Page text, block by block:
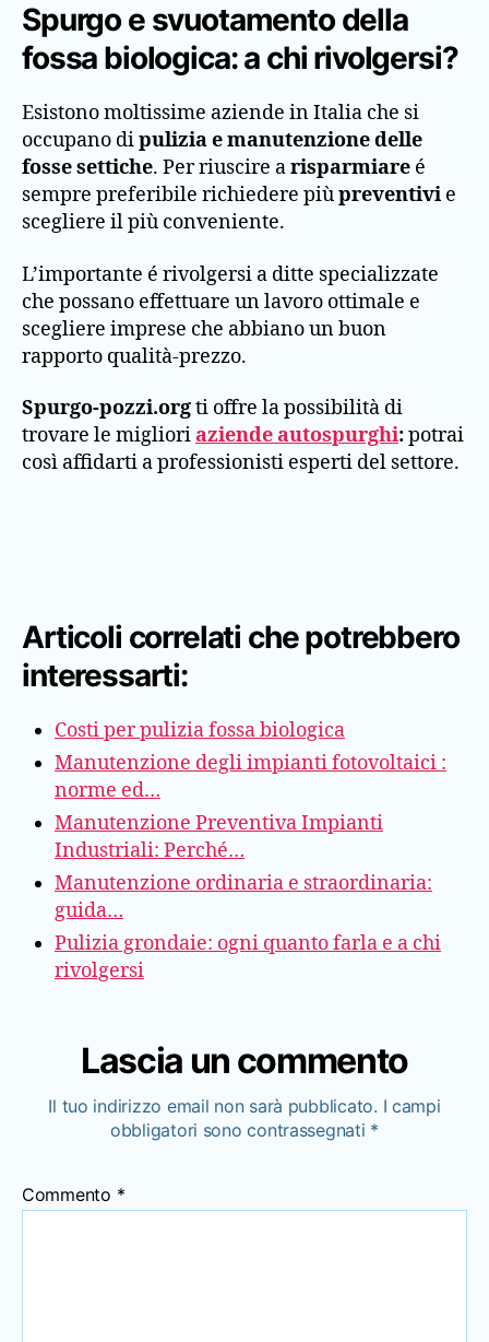
Spurgo e svuotamento della
fossa biologica: a chi rivolgersi?
Esistono moltissime aziende in Italia che si
occupano dipulizia e manutenzione delle
fosse settiche. Per riuscire arisparmiare é
sempre preferibile richiedere piùpreventivi e
scegliere il più conveniente.
L’importante é rivolgersi a ditte specializzate
che possano effettuare un lavoro ottimale e
scegliere imprese che abbiano un buon
rapporto qualità-prezzo.
Spurgo-pozzi.orgti offre la possibilità di
trovare le miglioriaziende autospurghi:potrai
così affidarti a professionisti esperti del settore.
Articoli correlati che potrebbero
interessarti:
Costi per pulizia fossa biologica
Manutenzione degli impianti fotovoltaici :
norme ed…
Manutenzione Preventiva Impianti
Industriali: Perché…
Manutenzione ordinaria e straordinaria:
guida…
Pulizia grondaie: ogni quanto farla e a chi
rivolgersi
Lascia un commento
Il tuo indirizzo email non sarà pubblicato. I campi
obbligatori sono contrassegnati *
Commento *